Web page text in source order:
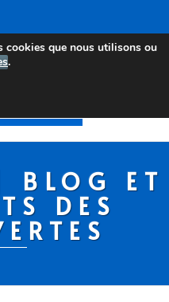
BLOG ET
DES
offrir la meilleure
cookies que nous utilisons ou
.